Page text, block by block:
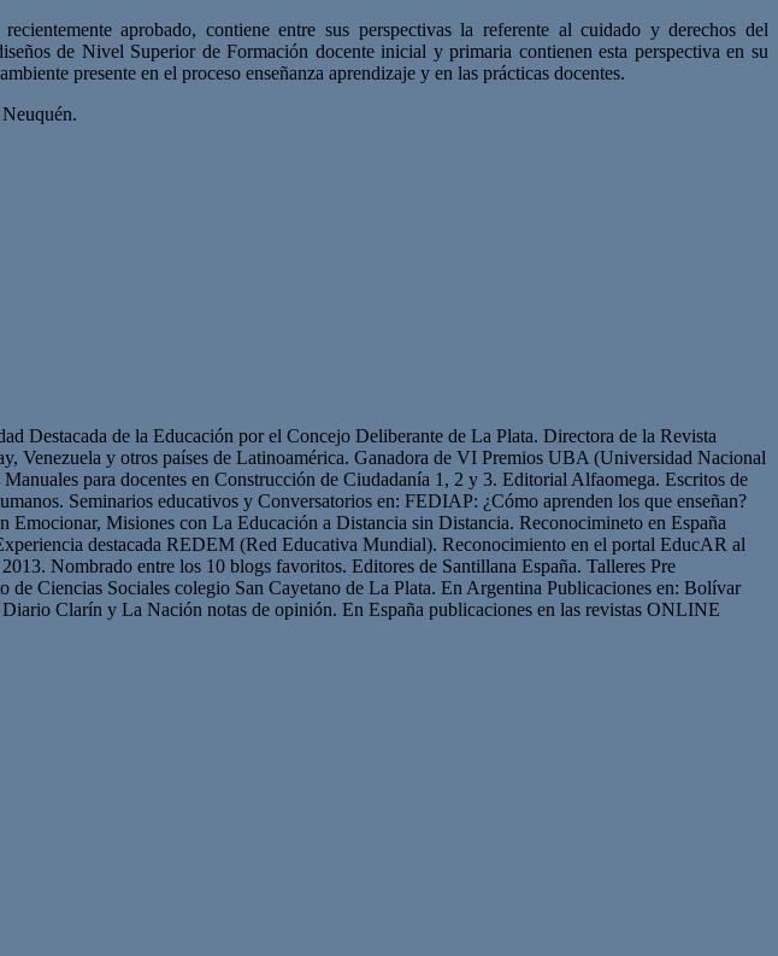
aprobado, contiene entre sus perspectivas la referente al cuidado y derechos del
de Nivel Superior de Formación docente inicial y primaria contienen esta perspectiva en su
presente en el proceso enseñanza aprendizaje y en las prácticas docentes.
Destacada de la Educación por el Concejo Deliberante de La Plata. Directora de la Revista
Venezuela y otros países de Latinoamérica. Ganadora de VI Premios UBA (Universidad Nacional
para docentes en Construcción de Ciudadanía 1, 2 y 3. Editorial Alfaomega. Escritos de
Seminarios educativos y Conversatorios en: FEDIAP: ¿Cómo aprenden los que enseñan?
Misiones con La Educación a Distancia sin Distancia. Reconocimineto en España
destacada REDEM (Red Educativa Mundial). Reconocimiento en el portal EducAR al
Nombrado entre los 10 blogs favoritos. Editores de Santillana España. Talleres Pre
Ciencias Sociales colegio San Cayetano de La Plata. En Argentina Publicaciones en: Bolívar
Clarín y La Nación notas de opinión. En España publicaciones en las revistas ONLINE